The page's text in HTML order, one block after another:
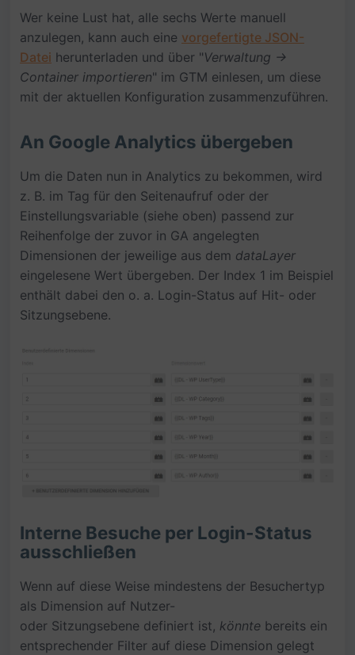
Wer keine Lust hat, alle sechs Werte manuell
anzulegen, kann auch eine vorgefertigte JSON-
Datei herunterladen und über "Verwaltung ->
Container importieren" im GTM einlesen, um diese
mit der aktuellen Konfiguration zusammenzuführen.
An Google Analytics übergeben
Um die Daten nun in Analytics zu bekommen, wird
z. B. im Tag für den Seitenaufruf oder der
Einstellungsvariable (siehe oben) passend zur
Reihenfolge der zuvor in GA angelegten
Dimensionen der jeweilige aus dem dataLayer
eingelesene Wert übergeben. Der Index 1 im Beispiel
enthält dabei den o. a. Login-Status auf Hit- oder
Sitzungsebene.
Interne Besuche per Login-Status
ausschließen
Wenn auf diese Weise mindestens der Besuchertyp
als Dimension auf Nutzer-
oder Sitzungsebene definiert ist, könnte bereits ein
entsprechender Filter auf diese Dimension gelegt